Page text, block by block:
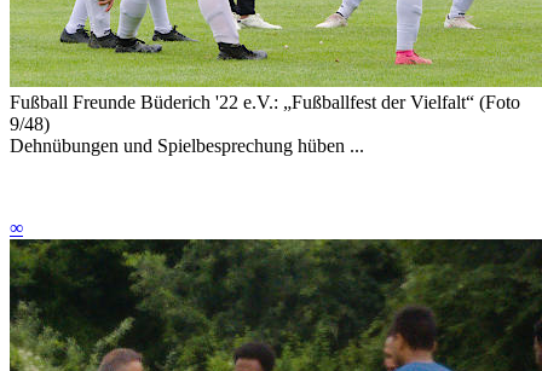
Fußball Freunde Büderich '22 e.V.: „Fußballfest der Vielfalt“ (Foto
9/48)
Dehnübungen und Spielbesprechung hüben ...
∞